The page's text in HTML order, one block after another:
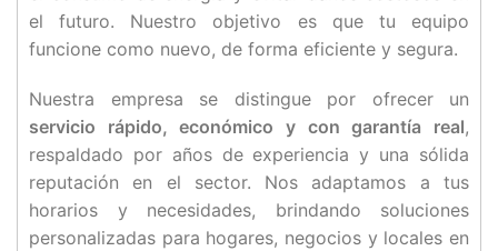
el futuro. Nuestro objetivo es que tu equipo
funcione como nuevo, de forma eficiente y segura.
Nuestra empresa se distingue por ofrecer un
servicio rápido, económico y con garantía real,
respaldado por años de experiencia y una sólida
reputación en el sector. Nos adaptamos a tus
horarios y necesidades, brindando soluciones
personalizadas para hogares, negocios y locales en